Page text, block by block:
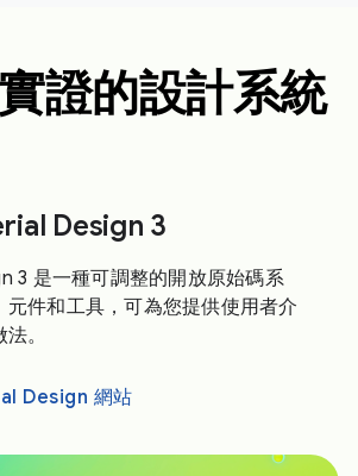
證的設計系統
Design 3
3 是一種可調整的開放原始碼系
元件和工具，可為您提供使用者介
。
Design 網站